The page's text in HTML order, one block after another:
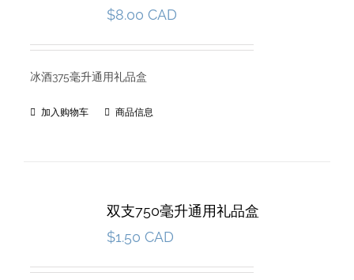
$8.00 CAD
冰酒375毫升通用礼品盒
加入购物车 商品信息
双支750毫升通用礼品盒
$1.50 CAD